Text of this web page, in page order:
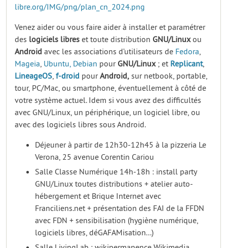
libre.org/IMG/png/plan_cn_2024.png
Venez aider ou vous faire aider à installer et paramétrer
des logiciels libres et toute distribution GNU/Linuxou
Android avec les associations d’utilisateurs de Fedora,
Mageia, Ubuntu, Debian pour GNU/Linux; et Replicant,
LineageOS, f-droid pourAndroid, sur netbook, portable,
tour, PC/Mac, ou smartphone, éventuellement à côté de
votre système actuel. Idem si vous avez des difficultés
avec GNU/Linux, un périphérique, un logiciel libre, ou
avec des logiciels libres sous Android.
Déjeuner à partir de 12h30-12h45 à la pizzeria Le
Verona, 25 avenue Corentin Cariou
Salle Classe Numérique 14h-18h : install party
GNU/Linux toutes distributions + atelier auto-
hébergement et Brique Internet avec
Franciliens.net + présentation des FAI de la FFDN
avec FDN + sensibilisation (hygiène numérique,
logiciels libres, déGAFAMisation...)